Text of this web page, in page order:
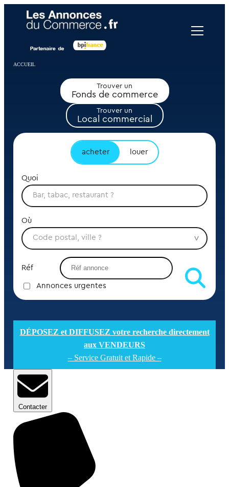
ACCUEIL
Trouver un
Fonds de commerce
Trouver un
Local commercial
acheter louer
Quoi
Où
Réf
Annonces urgentes
DÉPOSEZ et DIFFUSEZ votre recherche directement
aux VENDEURS
– Service Gratuit et Rapide –
Contacter
Panneau de gestion des cookies